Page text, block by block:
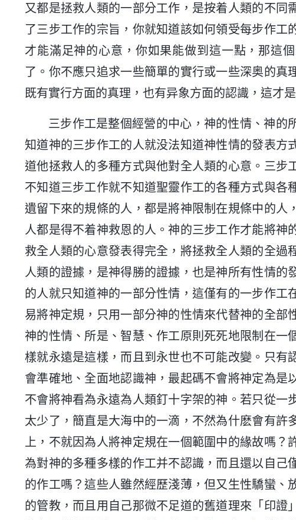
又都是拯救人類的一部分工作，是按着人類的不同
了三步工作的宗旨，你就知道該如何領受每步作工
才能滿足神的心意，你如果能做到這一點，那這
了。你不應只追求一些簡單的實行或一些深奥的真
既有實行方面的真理，也有异象方面的認識，這才
三步作工是整個經營的中心，神的性情、神的
知道神的三步作工的人就没法知道神性情的發表方
道他拯救人的多種方式與他對全人類的心意。三步
不知道三步工作就不知道聖靈作工的各種方式與各
遺留下來的規條的人，都是將神限制在規條中的人
人都是得不着神救恩的人。神的三步工作才能將神
救全人類的心意發表得完全，將拯救全人類的全過
人類的證據，是神得勝的證據，也是神所有性情的
的人就只知道神的一部分性情，這僅有的一步作工
易將神定規，只用一部分神的性情來代替神的全部
神的性情、所是、智慧、作工原則死死地限制在一
樣就永遠是這樣，而且到永世也不可能改變。只有
會準確地、全面地認識神，最起碼不會將神定為是
不會將神看為永遠為人類釘十字架的神。若只從一
太少了，簡直是大海中的一滴，不然為什麽會有許
上，不就因為人將神定規在一個範圍中的緣故嗎？
為對神的多種多樣的作工并不認識，而且還以自己
的作工嗎？這些人雖然經歷淺薄，但又生性驕蠻、
的管教，而且用自己那微不足道的舊道理來「印證